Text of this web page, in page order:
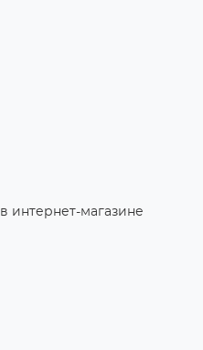
интернет-магазине